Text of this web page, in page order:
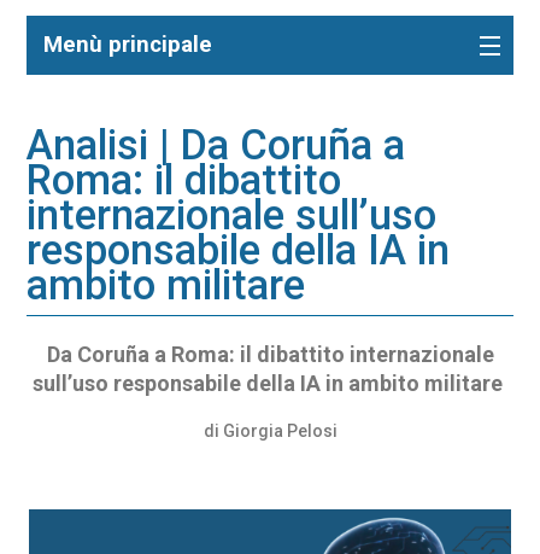
Menù principale
Analisi | Da Coruña a
Roma: il dibattito
internazionale sull’uso
responsabile della IA in
ambito militare
Da Coruña a Roma: il dibattito internazionale
sull’uso responsabile della IA in ambito militare
di Giorgia Pelosi